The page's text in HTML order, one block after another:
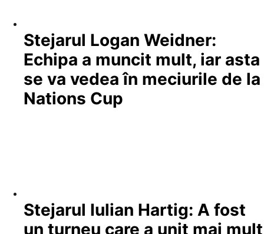
Stejarul Logan Weidner:
Echipa a muncit mult, iar asta
se va vedea în meciurile de la
Nations Cup
Stejarul Iulian Hartig: A fost
un turneu care a unit mai mult